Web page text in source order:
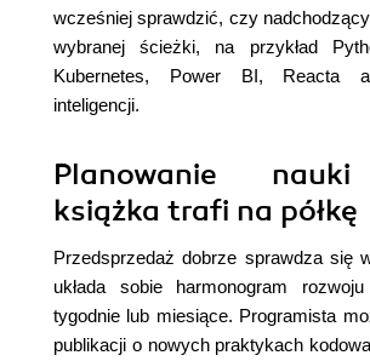
wcześniej sprawdzić, czy nadchodzący
wybranej ścieżki, na przykład
Kubernetes, Power BI, Reacta
inteligencji.
Planowanie
książka trafi na półkę
Przedsprzedaż dobrze sprawdza się
układa sobie harmonogram
tygodnie lub miesiące. Programista
publikacji o nowych praktykach